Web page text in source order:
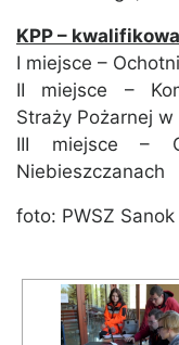
KPP –
I miejsce –
II miejsce –
Straży Pożarnej w
III miejsce –
Niebieszczanach
foto: PWSZ Sanok